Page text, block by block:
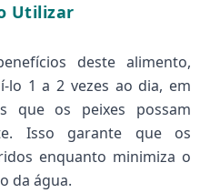
Utilizar
deste alimento,
lo 1 a 2 vezes ao dia, em
que os peixes possam
Isso garante que os
enquanto minimiza o
da água.